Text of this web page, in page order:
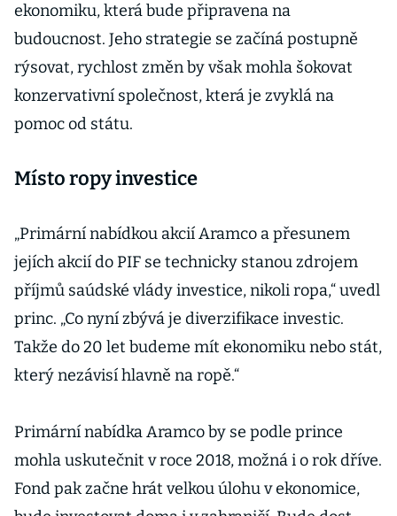
ekonomiku, která bude připravena na
budoucnost. Jeho strategie se začíná postupně
rýsovat, rychlost změn by však mohla šokovat
konzervativní společnost, která je zvyklá na
pomoc od státu.
Místo ropy investice
„Primární nabídkou akcií Aramco a přesunem
jejích akcií do PIF se technicky stanou zdrojem
příjmů saúdské vlády investice, nikoli ropa,“ uvedl
princ. „Co nyní zbývá je diverzifikace investic.
Takže do 20 let budeme mít ekonomiku nebo stát,
který nezávisí hlavně na ropě.“
Primární nabídka Aramco by se podle prince
mohla uskutečnit v roce 2018, možná i o rok dříve.
Fond pak začne hrát velkou úlohu v ekonomice,